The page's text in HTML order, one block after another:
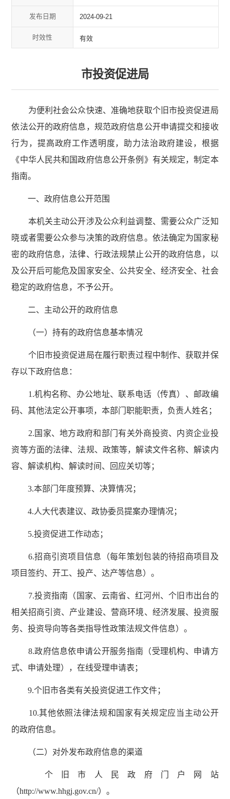
发布日期 2024-09-21
时效性 有效
市投资促进局
为便利社会公众快速、准确地获取个旧市投资促进局
依法公开的政府信息，规范政府信息公开申请提交和接收
行为，提高政府工作透明度，助力法治政府建设，根据
《中华人民共和国政府信息公开条例》有关规定，制定本
指南。
一、政府信息公开范围
本机关主动公开涉及公众利益调整、需要公众广泛知
晓或者需要公众参与决策的政府信息。依法确定为国家秘
密的政府信息，法律、行政法规禁止公开的政府信息，以
及公开后可能危及国家安全、公共安全、经济安全、社会
稳定的政府信息，不予公开。
二、主动公开的政府信息
（一）持有的政府信息基本情况
个旧市投资促进局在履行职责过程中制作、获取并保
存以下政府信息：
1.机构名称、办公地址、联系电话（传真）、邮政编
码、其他法定公开事项，本部门职能职责，负责人姓名；
2.国家、地方政府和部门有关外商投资、内资企业投
资等方面的法律、法规、政策等，解读文件名称、解读内
容、解读机构、解读时间、回应关切等；
3.本部门年度预算、决算情况；
4.人大代表建议、政协委员提案办理情况；
5.投资促进工作动态；
6.招商引资项目信息（每年策划包装的待招商项目及
项目签约、开工、投产、达产等信息）。
7.投资指南（国家、云南省、红河州、个旧市出台的
相关招商引资、产业建设、营商环境、经济发展、投资服
务、投资导向等各类指导性政策法规文件信息）。
8.政府信息依申请公开服务指南（受理机构、申请方
式、申请处理），在线受理申请表；
9.个旧市各类有关投资促进工作文件；
10.其他依照法律法规和国家有关规定应当主动公开
的政府信息。
（二）对外发布政府信息的渠道
个旧市人民政府门户网站
（http://www.hhgj.gov.cn/）。